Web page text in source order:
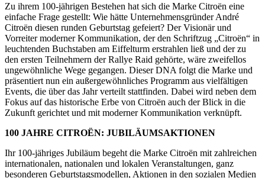
Zu ihrem 100-jährigen Bestehen hat sich die Marke Citroën eine
einfache Frage gestellt: Wie hätte Unternehmensgründer André
Citroën diesen runden Geburtstag gefeiert? Der Visionär und
Vorreiter moderner Kommunikation, der den Schriftzug „Citroën“ in
leuchtenden Buchstaben am Eiffelturm erstrahlen ließ und der zu
den ersten Teilnehmern der Rallye Raid gehörte, wäre zweifellos
ungewöhnliche Wege gegangen. Dieser DNA folgt die Marke und
präsentiert nun ein außergewöhnliches Programm aus vielfältigen
Events, die über das Jahr verteilt stattfinden. Dabei wird neben dem
Fokus auf das historische Erbe von Citroën auch der Blick in die
Zukunft gerichtet und mit moderner Kommunikation verknüpft.
100 JAHRE CITROËN: JUBILÄUMSAKTIONEN
Ihr 100-jähriges Jubiläum begeht die Marke Citroën mit zahlreichen
internationalen, nationalen und lokalen Veranstaltungen, ganz
besonderen Geburtstagsmodellen, Aktionen in den sozialen Medien